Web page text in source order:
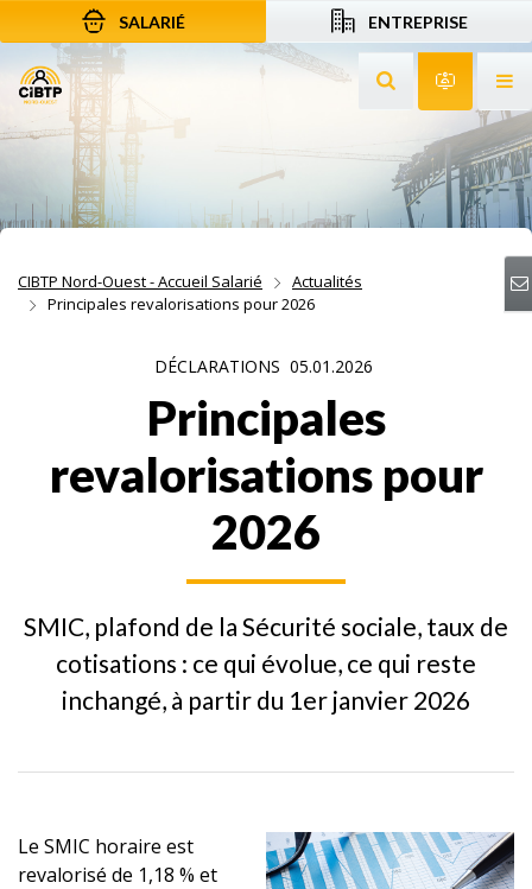
Aller au contenu
Aller à la recherche
Aller à la navigation
SALARIÉ ENTREPRISE
Rechercher sur
CIBTP Nord-Ouest - Accueil Salarié
Actualités
Principales revalorisations pour 2026
DÉCLARATIONS 05.01.2026
Principales
revalorisations pour
2026
SMIC, plafond de la Sécurité sociale, taux de
cotisations : ce qui évolue, ce qui reste
inchangé, à partir du 1er janvier 2026
Le SMIC horaire est
revalorisé de 1,18 % et